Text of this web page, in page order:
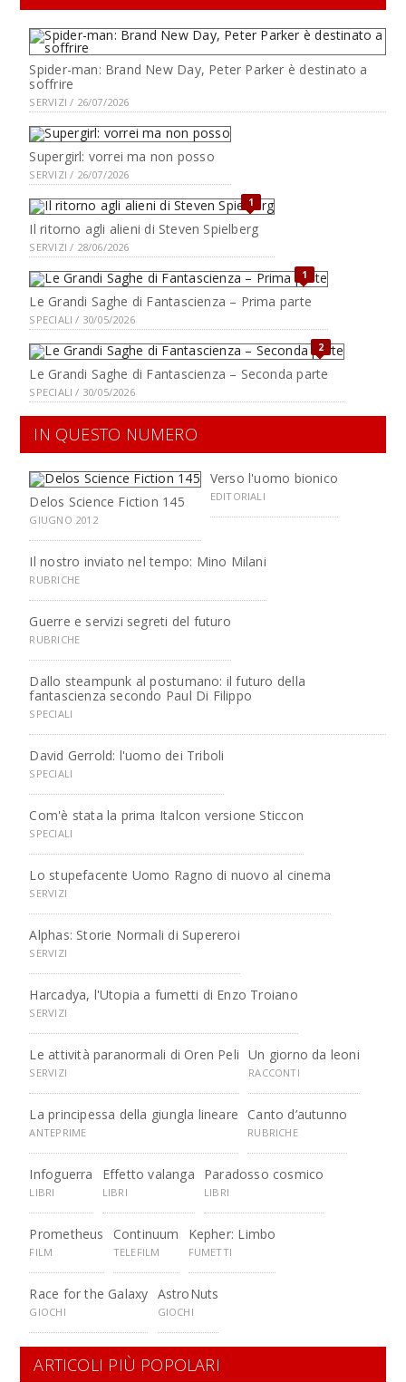
Spider-man: Brand New Day, Peter Parker è destinato a
soffrire
SERVIZI / 26/07/2026
Supergirl: vorrei ma non posso
SERVIZI / 26/07/2026
1
Il ritorno agli alieni di Steven Spielberg
SERVIZI / 28/06/2026
1
Le Grandi Saghe di Fantascienza – Prima parte
SPECIALI / 30/05/2026
2
Le Grandi Saghe di Fantascienza – Seconda parte
SPECIALI / 30/05/2026
IN QUESTO NUMERO
Delos Science Fiction 145
GIUGNO 2012
Verso l'uomo bionico
EDITORIALI
Il nostro inviato nel tempo: Mino Milani
RUBRICHE
Guerre e servizi segreti del futuro
RUBRICHE
Dallo steampunk al postumano: il futuro della
fantascienza secondo Paul Di Filippo
SPECIALI
David Gerrold: l'uomo dei Triboli
SPECIALI
Com'è stata la prima Italcon versione Sticcon
SPECIALI
Lo stupefacente Uomo Ragno di nuovo al cinema
SERVIZI
Alphas: Storie Normali di Supereroi
SERVIZI
Harcadya, l'Utopia a fumetti di Enzo Troiano
SERVIZI
Le attività paranormali di Oren Peli
SERVIZI
Un giorno da leoni
RACCONTI
La principessa della giungla lineare
ANTEPRIME
Canto d’autunno
RUBRICHE
Infoguerra
LIBRI
Effetto valanga
LIBRI
Paradosso cosmico
LIBRI
Prometheus
FILM
Continuum
TELEFILM
Kepher: Limbo
FUMETTI
Race for the Galaxy
GIOCHI
AstroNuts
GIOCHI
ARTICOLI PIÙ POPOLARI